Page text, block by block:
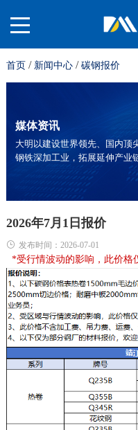
关
们
平
台
务
板
块
服
务
支
持
投
资
者
首页/ 新闻中心/ 碳钢报价
媒体资讯
大明以建设世界领先、国内顶
钢铁深加工业，拓展延伸产业
2026年7月1日报价
发布时间：2026-07-01
*受行情波动的影响，此价格